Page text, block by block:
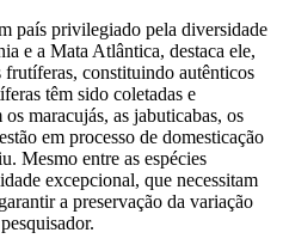
país privilegiado pela diversidade
e a Mata Atlântica, destaca ele,
frutíferas, constituindo autênticos
têm sido coletadas e
maracujás, as jabuticabas, os
em processo de domesticação
Mesmo entre as espécies
excepcional, que necessitam
a preservação da variação